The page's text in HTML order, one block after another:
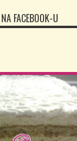
FACEBOOK-U